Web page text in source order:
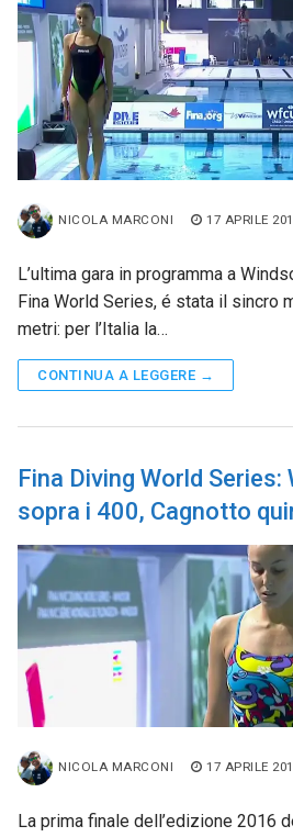
NICOLA MARCONI 17 APRILE
L’ultima gara in programma a
Fina World Series, é stata il sincro
metri: per l’Italia la…
CONTINUA A LEGGERE →
Fina Diving World Series:
sopra i 400, Cagnotto
NICOLA MARCONI 17 APRILE
La prima finale dell’edizione 2016